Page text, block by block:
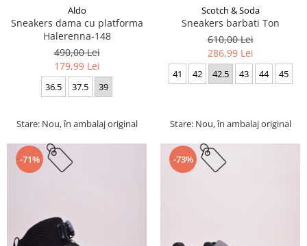
Aldo
Sneakers dama cu platforma
Halerenna-148
490,00 Lei
179,99 Lei
36.5 37.5 39
Stare: Nou, în ambalaj original
Scotch & Soda
Sneakers barbati Ton
610,00 Lei
286,99 Lei
41 42 42.5 43 44 45
Stare: Nou, în ambalaj original
-71% -73%